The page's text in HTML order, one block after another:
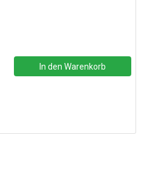
In den Warenkorb